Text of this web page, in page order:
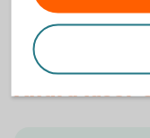
Andra läser